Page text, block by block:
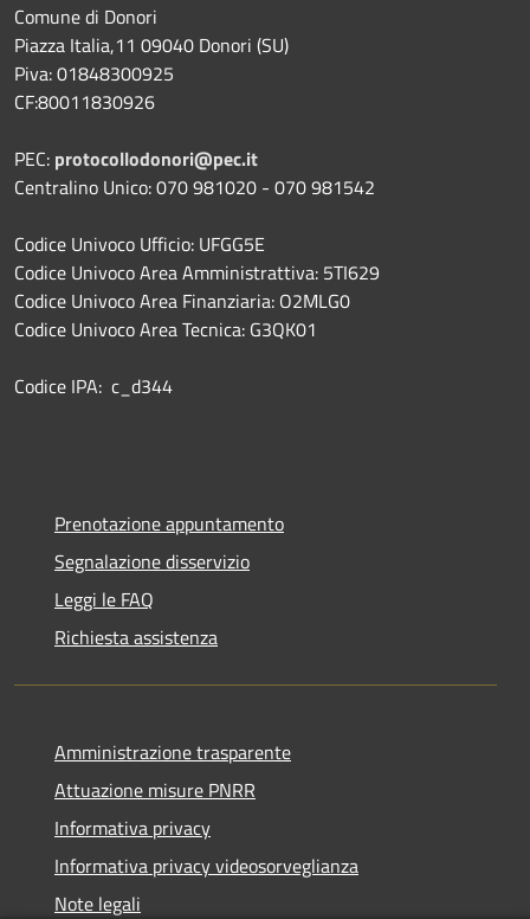
Comune di Donori
Piazza Italia,11 09040 Donori (SU)
Piva: 01848300925
CF:80011830926
PEC: protocollodonori@pec.it
Centralino Unico: 070 981020 - 070 981542
Codice Univoco Ufficio: UFGG5E
Codice Univoco Area Amministrattiva: 5TI629
Codice Univoco Area Finanziaria: O2MLG0
Codice Univoco Area Tecnica: G3QK01
Codice IPA: c_d344
Prenotazione appuntamento
Segnalazione disservizio
Leggi le FAQ
Richiesta assistenza
Amministrazione trasparente
Attuazione misure PNRR
Informativa privacy
Informativa privacy videosorveglianza
Note legali